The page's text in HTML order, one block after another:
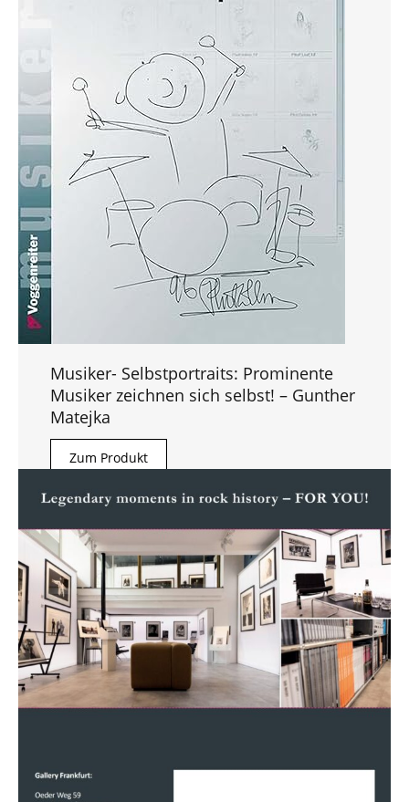
Musiker- Selbstportraits: Prominente
Musiker zeichnen sich selbst! – Gunther
Matejka
Zum Produkt